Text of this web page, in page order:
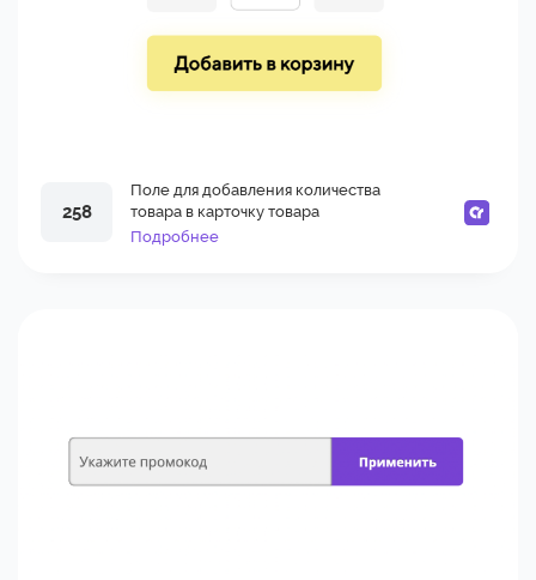
258
Поле для добавления количества
товара в карточку товара
Подробнее